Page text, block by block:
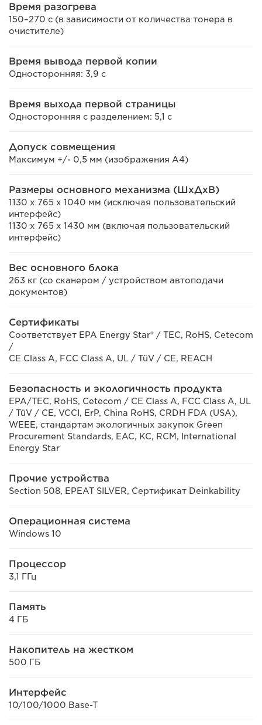
Время разогрева
150–270 с (в зависимости от количества тонера в
очистителе)
Время вывода первой копии
Односторонняя: 3,9 с
Время выхода первой страницы
Односторонняя с разделением: 5,1 с
Допуск совмещения
Максимум +/- 0,5 мм (изображения A4)
Размеры основного механизма (ШxДxВ)
1130 x 765 x 1040 мм (исключая пользовательский
интерфейс)
1130 x 765 x 1430 мм (включая пользовательский
интерфейс)
Вес основного блока
263 кг (со сканером / устройством автоподачи
документов)
Сертификаты
Соответствует EPA Energy Star® / TEC, RoHS, Cetecom
/
CE Class A, FCC Class A, UL / TüV / CE, REACH
Безопасность и экологичность продукта
EPA/TEC, RoHS, Cetecom / CE Class A, FCC Class A, UL
/ TüV / CE, VCCI, ErP, China RoHS, CRDH FDA (USA),
WEEE, стандартам экологичных закупок Green
Procurement Standards, EAC, KC, RCM, International
Energy Star
Прочие устройства
Section 508, EPEAT SILVER, Сертификат Deinkability
Операционная система
Windows 10
Процессор
3,1 ГГц
Память
4 ГБ
Накопитель на жестком
500 ГБ
Интерфейс
10/100/1000 Base-T